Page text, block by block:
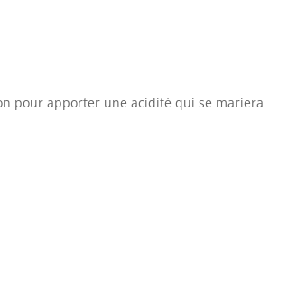
pour apporter une acidité qui se mariera